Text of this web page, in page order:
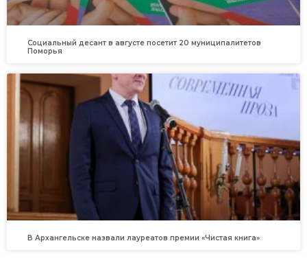
Социальный десант в августе посетит 20 муниципалитетов
Поморья
В Архангельске назвали лауреатов премии «Чистая книга»